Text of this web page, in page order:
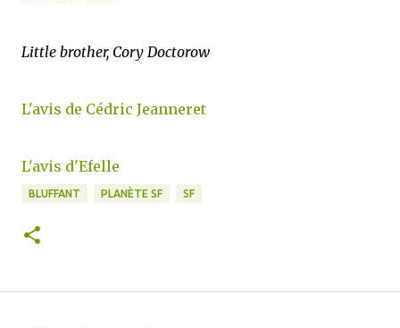
Little brother, Cory Doctorow
L'avis de Cédric Jeanneret
L'avis d'Efelle
BLUFFANT PLANÈTE SF SF